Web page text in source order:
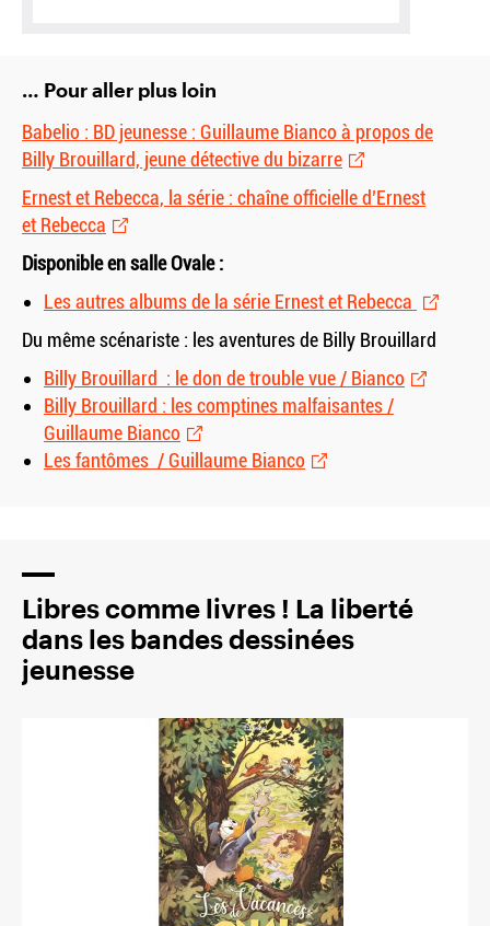
… Pour aller plus loin
Babelio : BD jeunesse : Guillaume Bianco à propos de
Billy Brouillard, jeune détective du bizarre
Ernest et Rebecca, la série : chaîne officielle d’Ernest
et Rebecca
Disponible en salle Ovale :
Les autres albums de la série Ernest et Rebecca
Du même scénariste : les aventures de Billy Brouillard
Billy Brouillard : le don de trouble vue / Bianco
Billy Brouillard : les comptines malfaisantes /
Guillaume Bianco
Les fantômes / Guillaume Bianco
Libres comme livres ! La liberté
dans les bandes dessinées
jeunesse